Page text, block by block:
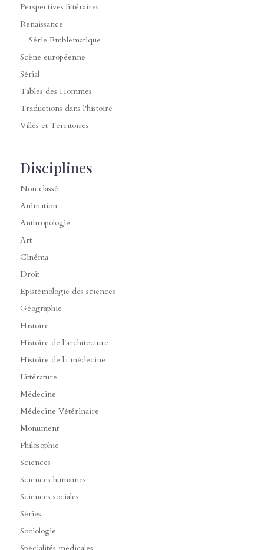
Perspectives littéraires
Renaissance
Série Emblématique
Scène européenne
Sérial
Tables des Hommes
Traductions dans l'histoire
Villes et Territoires
Disciplines
Non classé
Animation
Anthropologie
Art
Cinéma
Droit
Epistémologie des sciences
Géographie
Histoire
Histoire de l'architecture
Histoire de la médecine
Littérature
Médecine
Médecine Vétérinaire
Monument
Philosophie
Sciences
Sciences humaines
Sciences sociales
Séries
Sociologie
Spécialités médicales